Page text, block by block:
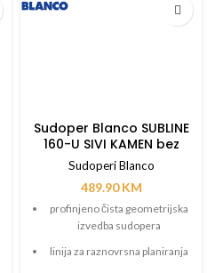
Sudoper Blanco SUBLINE
160-U SIVI KAMEN bez
dalj. upravlj.
Sudoperi Blanco
489.90KM
profinjeno čista geometrijska
izvedba sudopera
linija za raznovrsna planiranja